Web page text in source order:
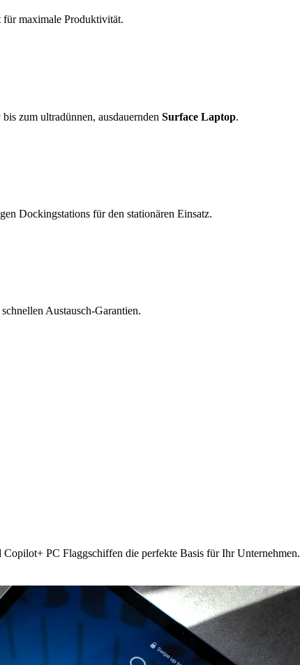
für maximale Produktivität.
zum ultradünnen, ausdauernden Surface Laptop.
Dockingstations für den stationären Einsatz.
Austausch-Garantien.
PC Flaggschiffen die perfekte Basis für Ihr Unternehmen.